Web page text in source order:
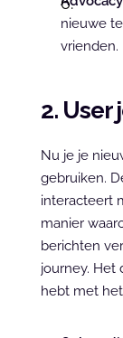
nieuwe
vrienden.
2. User
Nu je je
gebruiken.
interacteert
manier
berichten
journey. Het
hebt met